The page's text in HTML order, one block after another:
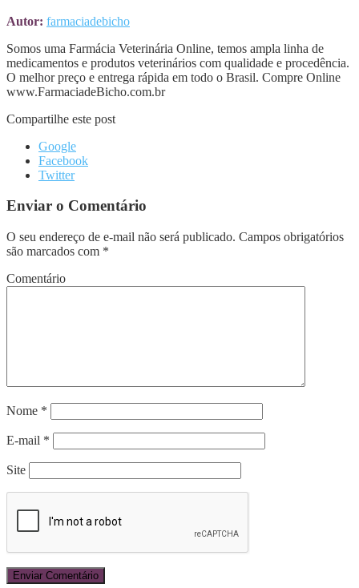
Autor: farmaciadebicho
Somos uma Farmácia Veterinária Online, temos ampla linha de
medicamentos e produtos veterinários com qualidade e procedência.
O melhor preço e entrega rápida em todo o Brasil. Compre Online
www.FarmaciadeBicho.com.br
Compartilhe este post
Google
Facebook
Twitter
Enviar o Comentário
O seu endereço de e-mail não será publicado. Campos obrigatórios
são marcados com *
Comentário
Nome *
E-mail *
Site